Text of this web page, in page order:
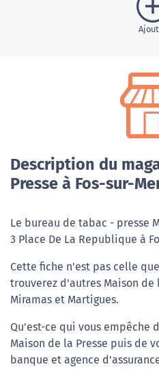
Description du
Presse à Fos-sur-
Le bureau de tabac - presse
3 Place De La Republique à
Cette fiche n'est pas celle
trouverez d'autres Maison de
Miramas et Martigues.
Qu'est-ce qui vous empêche
Maison de la Presse puis de
banque et agence